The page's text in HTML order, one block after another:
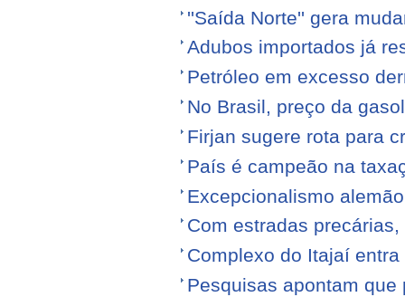
''Saída Norte'' gera
Adubos importados já
Petróleo em excesso
No Brasil, preço da
Firjan sugere rota para
País é campeão na
Excepcionalismo alemão
Com estradas
Complexo do Itajaí
Pesquisas apontam